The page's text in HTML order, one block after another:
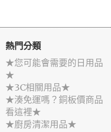
熱門分類
★您可能會需要的日用品
★
★3C相關用品★
★湊免運嗎？銅板價商品
看這裡★
★廚房清潔用品★